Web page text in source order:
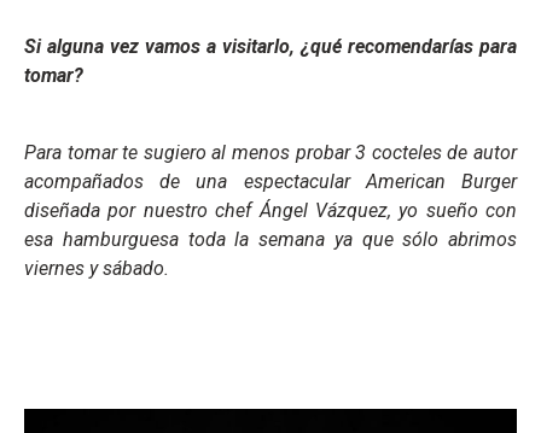
Si alguna vez vamos a visitarlo, ¿qué recomendarías para
tomar?
Para tomar te sugiero al menos probar 3 cocteles de autor
acompañados de una espectacular American Burger
diseñada por nuestro chef Ángel Vázquez, yo sueño con
esa hamburguesa toda la semana ya que sólo abrimos
viernes y sábado.